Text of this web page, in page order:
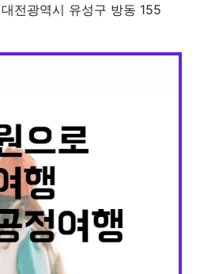
전광역시 유성구 방동 155